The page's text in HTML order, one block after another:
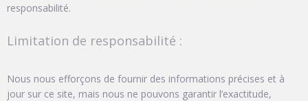
responsabilité.
Limitation de responsabilité :
Nous nous efforçons de fournir des informations précises et à
jour sur ce site, mais nous ne pouvons garantir l’exactitude,